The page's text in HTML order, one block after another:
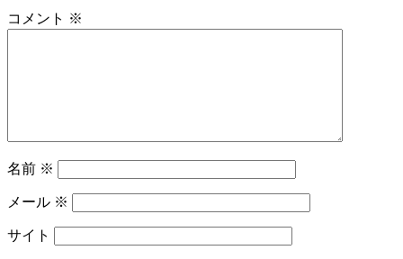
コメント ※
名前 ※
メール ※
サイト